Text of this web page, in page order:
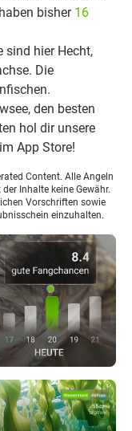
bisher 16
sind hier Hecht,
Die
den besten
hol dir unsere
App Store!
Content. Alle Angeln
Inhalte keine Gewähr.
Vorschriften sowie
einzuhalten.